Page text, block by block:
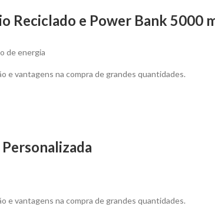
Reciclado e Power Bank 5000
de energia
e vantagens na compra de grandes quantidades.
e vantagens na compra de grandes quantidades.